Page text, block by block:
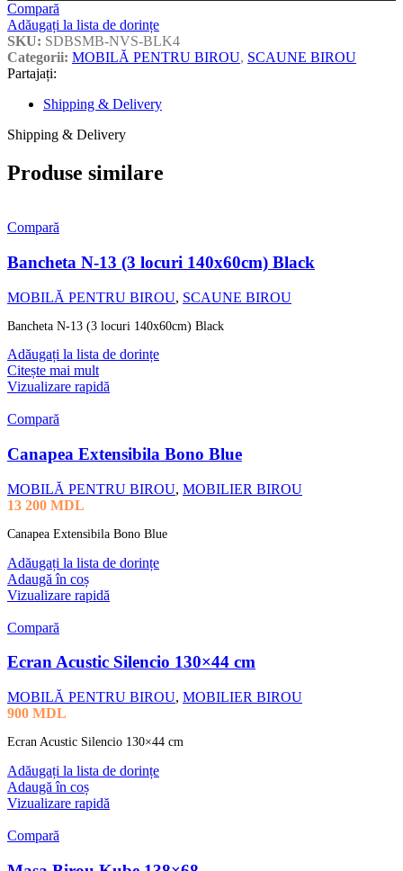
Compară
Adăugați la lista de dorințe
SKU: SDBSMB-NVS-BLK4
Categorii: MOBILĂ PENTRU BIROU, SCAUNE BIROU
Partajați:
Shipping & Delivery
Shipping & Delivery
Produse similare
Compară
Bancheta N-13 (3 locuri 140x60cm) Black
MOBILĂ PENTRU BIROU, SCAUNE BIROU
Bancheta N-13 (3 locuri 140x60cm) Black
Adăugați la lista de dorințe
Citește mai mult
Vizualizare rapidă
Compară
Canapea Extensibila Bono Blue
MOBILĂ PENTRU BIROU, MOBILIER BIROU
13 200 MDL
Canapea Extensibila Bono Blue
Adăugați la lista de dorințe
Adaugă în coș
Vizualizare rapidă
Compară
Ecran Acustic Silencio 130×44 cm
MOBILĂ PENTRU BIROU, MOBILIER BIROU
900 MDL
Ecran Acustic Silencio 130×44 cm
Adăugați la lista de dorințe
Adaugă în coș
Vizualizare rapidă
Compară